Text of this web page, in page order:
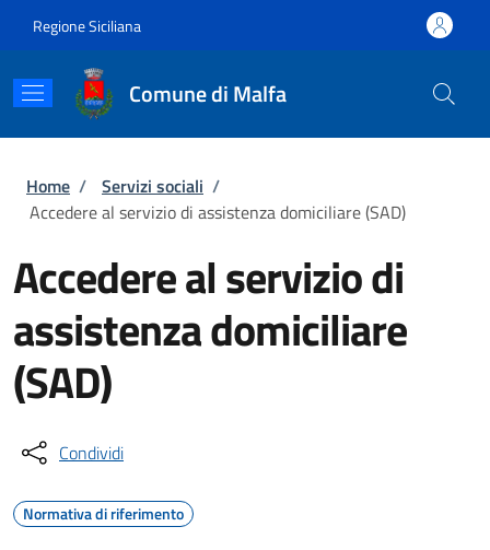
Regione Siciliana
Comune di Malfa
Briciole di pane
Home / Servizi sociali /
Accedere al servizio di assistenza domiciliare (SAD)
Accedere al servizio di
assistenza domiciliare
(SAD)
Condividi
Normativa di riferimento